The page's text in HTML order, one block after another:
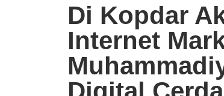
Di Kopdar
Internet